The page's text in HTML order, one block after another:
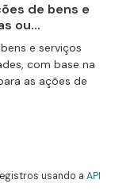
de bens e
ou...
e serviços
com base na
as ações de
usando a API